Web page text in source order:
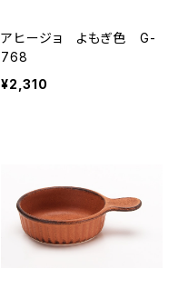
アヒージョ よもぎ色 G-
768
¥2,310